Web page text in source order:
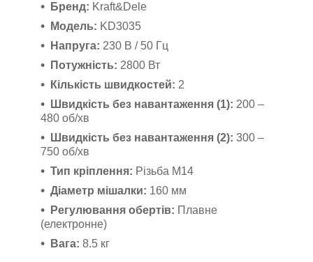
Бренд: Kraft&Dele
Модель: KD3035
Напруга: 230 В / 50 Гц
Потужність: 2800 Вт
Кількість швидкостей: 2
Швидкість без навантаження (1): 200 –
480 об/хв
Швидкість без навантаження (2): 300 –
750 об/хв
Тип кріплення: Різьба M14
Діаметр мішалки: 160 мм
Регулювання обертів: Плавне
(електронне)
Вага: 8.5 кг